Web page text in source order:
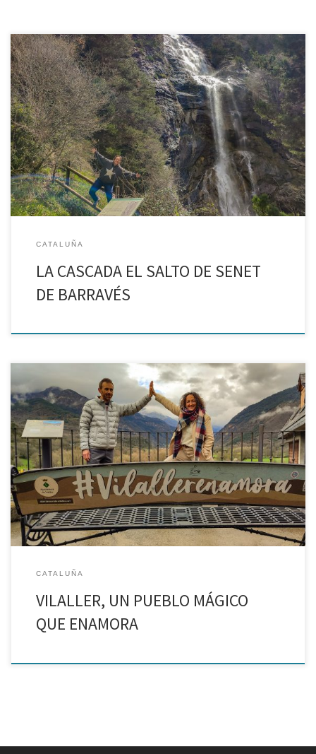
Nuestro fin de semana conociendo Vilaller no estaba completo sin
disfrutar de alguno de los parajes naturales que lo rodean. La ruta
elegida fue todo un acierto, un camino fácil y bellísimo, rebosante
de agua tras […]
CATALUÑA
LA CASCADA EL SALTO DE SENET
DE BARRAVÉS
Vilaller es la capital del Valle de Barravés, que se encuentra
camino al Valle de Arán, en la provincia de Lleida. Es el único de
Cataluña que formar parte de la red de Pueblos Mágicos de […]
CATALUÑA
VILALLER, UN PUEBLO MÁGICO
QUE ENAMORA